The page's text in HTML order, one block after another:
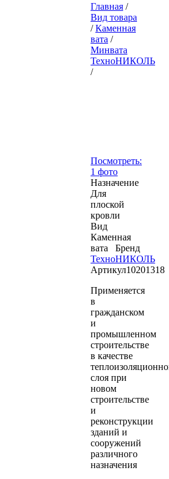
Главная /
Вид товара
/Каменная
вата /
Минвата
ТехноНИКОЛЬ
/
Посмотреть:
1 фото
Назначение
Для
плоской
кровли
Вид
Каменная
вата
Бренд
ТехноНИКОЛЬ
Артикул10201318
Применяется
в
гражданском
и
промышленном
строительстве
в качестве
слоя при
новом
строительстве
и
реконструкции
зданий и
сооружений
различного
назначения